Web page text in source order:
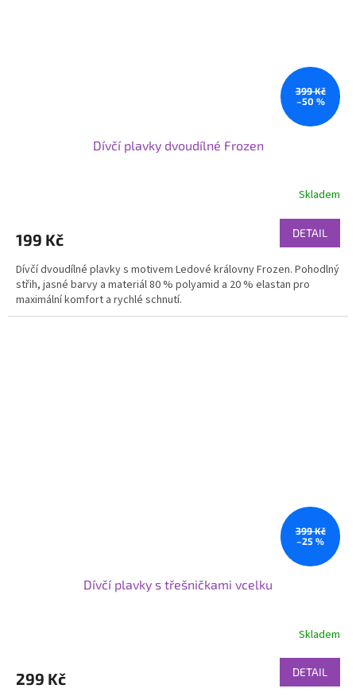
399 Kč
–50 %
Dívčí plavky dvoudílné Frozen
Skladem
199 Kč DETAIL
Dívčí dvoudílné plavky s motivem Ledové královny Frozen. Pohodlný
střih, jasné barvy a materiál 80 % polyamid a 20 % elastan pro
maximální komfort a rychlé schnutí.
399 Kč
–25 %
Dívčí plavky s třešničkami vcelku
Skladem
299 Kč DETAIL